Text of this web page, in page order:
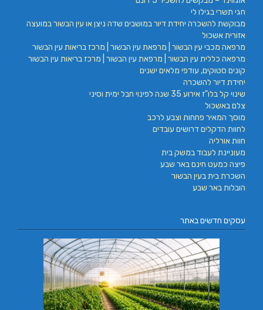
חגי תשרי בגילו לי
מבוקשת להשכרה יחידת דיור במושבים שדה ניצן או עין הבשור במועצה
אזורית אשכול
מרפאה מכבי עין הבשור | מרפאת עין הבשור | מרכז בריאות עין הבשור
מרפאה כללית עין הבשור | מרפאת עין הבשור | מרכז בריאות עין הבשור
קונים סטוקים, עודפי מלאים ישנים
יחידת דיור להשכרה
שינוי קל בלו"ז אירוע 35 שנה לפינוי חבל ימית וסיני
צלם באשכול
מוסך המאיר פחחות וצבע לרכב
לחוות הדקלים דרושים עובדים
חוות אורליה
מעוניינת לעבוד במשק בית
פיצה כמעט חינם באר שבע
השכרת בית בעין הבשור
הובלות באר שבע
עסקים חדשים באתר